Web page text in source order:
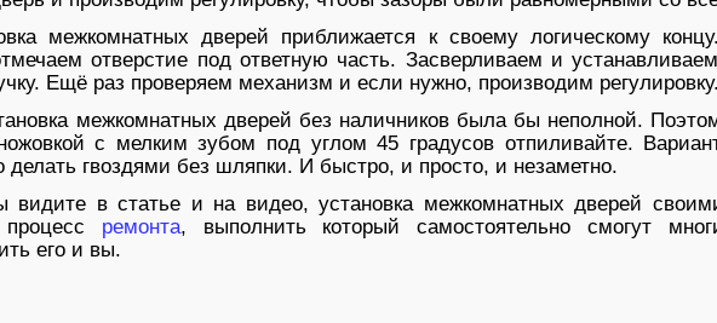
межкомнатных дверей приближается к своему логическому
отверстие под ответную часть. Засверливаем и
Ещё раз проверяем механизм и если нужно, производим регулировку.
межкомнатных дверей без наличников была бы неполной.
с мелким зубом под углом 45 градусов отпиливайте.
делать гвоздями без шляпки. И быстро, и просто, и незаметно.
видите в статье и на видео, установка межкомнатных дверей
ремонта, выполнить который самостоятельно смогут
его и вы.